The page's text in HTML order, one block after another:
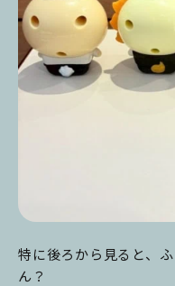
特に後ろから見ると、
ん？